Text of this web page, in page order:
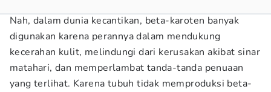
Nah, dalam dunia kecantikan, beta-karoten banyak
digunakan karena perannya dalam mendukung
kecerahan kulit, melindungi dari kerusakan akibat sinar
matahari, dan memperlambat tanda-tanda penuaan
yang terlihat. Karena tubuh tidak memproduksi beta-